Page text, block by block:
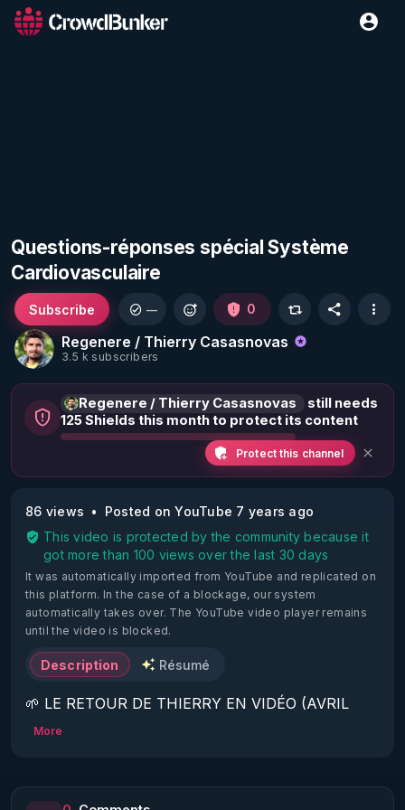
Questions-réponses spécial Système
Cardiovasculaire
Regenere / Thierry Casasnovas
3.5 k subscribers
Subscribe — 0
Regenere / Thierry Casasnovas
still needs
125 Shields this month to protect its content
Protect this channel
86 views
Posted on YouTube 7 years ago
This video is protected by the community because it
got more than 100 views over the last 30 days
It was automatically imported from YouTube and replicated on
this platform. In the case of a blockage, our system
automatically takes over. The YouTube video player remains
until the video is blocked.
Description Résumé
🌱 LE RETOUR DE THIERRY EN VIDÉO (AVRIL
2022)!
https://www.rgnr.fr/presentation.html
More